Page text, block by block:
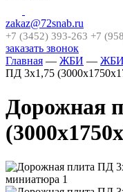
zakaz@72snab.ru
+7 (3452) 393-263 +7
заказать звонок
Главная — ЖБИ — ЖБИ
ПД 3х1,75
Дорожная